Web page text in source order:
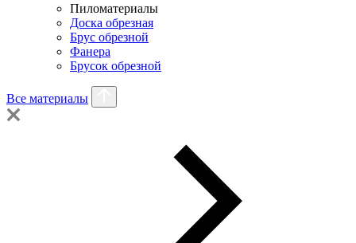
Пиломатериалы
Доска обрезная
Брус обрезной
Фанера
Брусок обрезной
Все материалы